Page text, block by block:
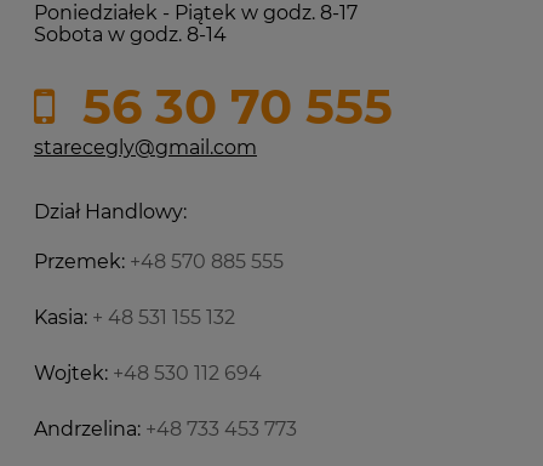
Poniedziałek - Piątek w godz. 8-17
Sobota w godz. 8-14
56 30 70 555
starecegly@gmail.com
Dział Handlowy:
Przemek: +48 570 885 555
Kasia: + 48 531 155 132
Wojtek: +48 530 112 694
Andrzelina: +48 733 453 773